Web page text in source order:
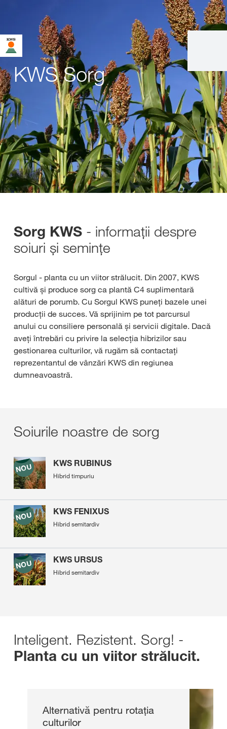
KWS Sorg
Sorg KWS - informații despre
soiuri și semințe
Sorgul - planta cu un viitor strălucit. Din 2007, KWS
cultivă și produce sorg ca plantă C4 suplimentară
alături de porumb. Cu Sorgul KWS puneți bazele unei
producții de succes. Vă sprijinim pe tot parcursul
anului cu consiliere personală și servicii digitale. Dacă
aveți întrebări cu privire la selecția hibrizilor sau
gestionarea culturilor, vă rugăm să contactați
reprezentantul de vânzări KWS din regiunea
dumneavoastră.
Soiurile noastre de sorg
KWS RUBINUS
Hibrid timpuriu
KWS FENIXUS
Hibrid semitardiv
KWS URSUS
Hibrid semitardiv
Inteligent. Rezistent. Sorg! -
Planta cu un viitor strălucit.
Alternativă pentru rotația
culturilor